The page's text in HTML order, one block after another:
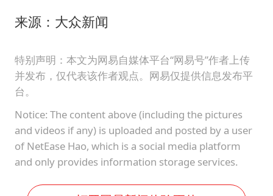
来源：大众新闻
特别声明：本文为网易自媒体平台“网易号”作者上传
并发布，仅代表该作者观点。网易仅提供信息发布平
台。
Notice: The content above (including the pictures
and videos if any) is uploaded and posted by a user
of NetEase Hao, which is a social media platform
and only provides information storage services.